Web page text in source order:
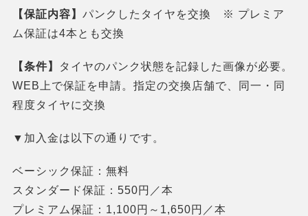
【保証内容】 パンクしたタイヤを交換 ※ プレミア
ム保証は4本とも交換
【条件】
タイヤのパンク状態を記録した画像が必要。
WEB上で保証を申請。指定の交換店舗で、同一・同
程度タイヤに交換
▼加入金は以下の通りです。
ベーシック保証：無料
スタンダード保証：550円／本
プレミアム保証：1,100円～1,650円／本